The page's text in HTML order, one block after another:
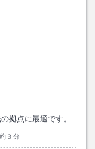
拠点に最適です。
３分